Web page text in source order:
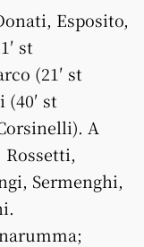
Esposito,
st
(21′ st
(40′ st
A
Sermenghi,